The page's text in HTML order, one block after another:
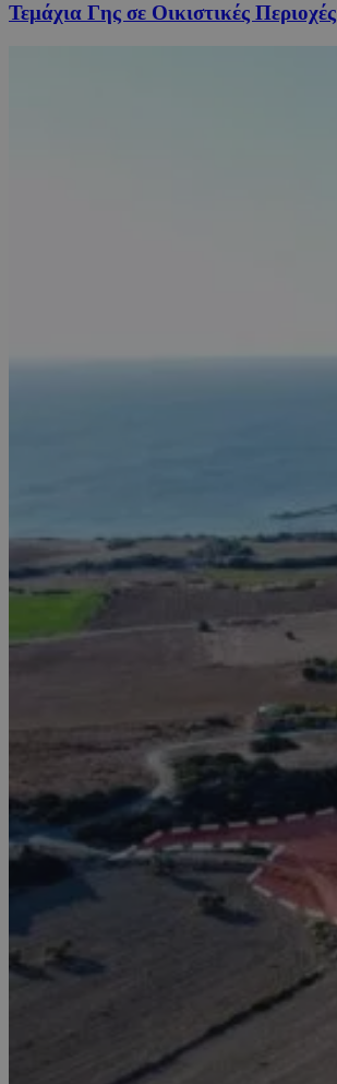
Τεμάχια Γης σε Οικιστικές Περιοχές